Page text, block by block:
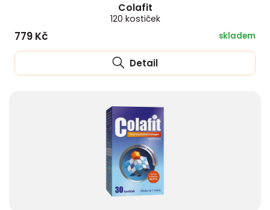
Colafit
120 kostiček
779 Kč skladem
Detail